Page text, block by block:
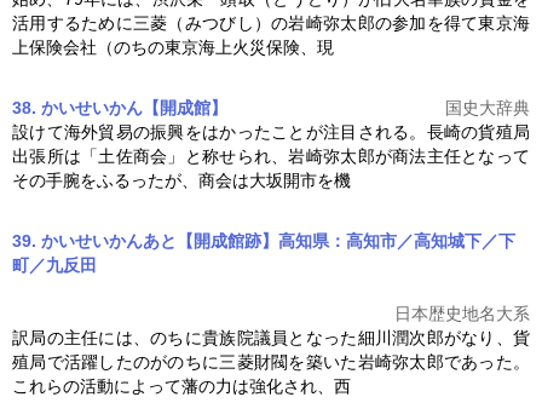
活用するために三菱（みつびし）の岩崎弥太郎の参加を得て東京海
上保険会社（のちの東京海上火災保険、現
38. かいせいかん【開成館】
国史大辞典
設けて海外貿易の振興をはかったことが注目される。長崎の貨殖局
出張所は「土佐商会」と称せられ、岩崎弥太郎が商法主任となって
その手腕をふるったが、商会は大坂開市を機
39. かいせいかんあと【開成館跡】高知県：高知市／高知城下／下
町／九反田
日本歴史地名大系
訳局の主任には、のちに貴族院議員となった細川潤次郎がなり、貨
殖局で活躍したのがのちに三菱財閥を築いた岩崎弥太郎であった。
これらの活動によって藩の力は強化され、西